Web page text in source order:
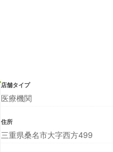
店舗タイプ
医療機関
住所
三重県桑名市大字西方499